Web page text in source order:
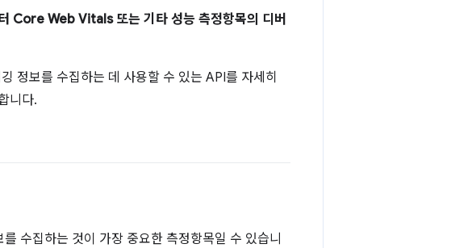
Core Web Vitals 또는 기타 성능 측정항목의 디버
정보를 수집하는 데 사용할 수 있는 API를 자세히
니다.
수집하는 것이 가장 중요한 측정항목일 수 있습니